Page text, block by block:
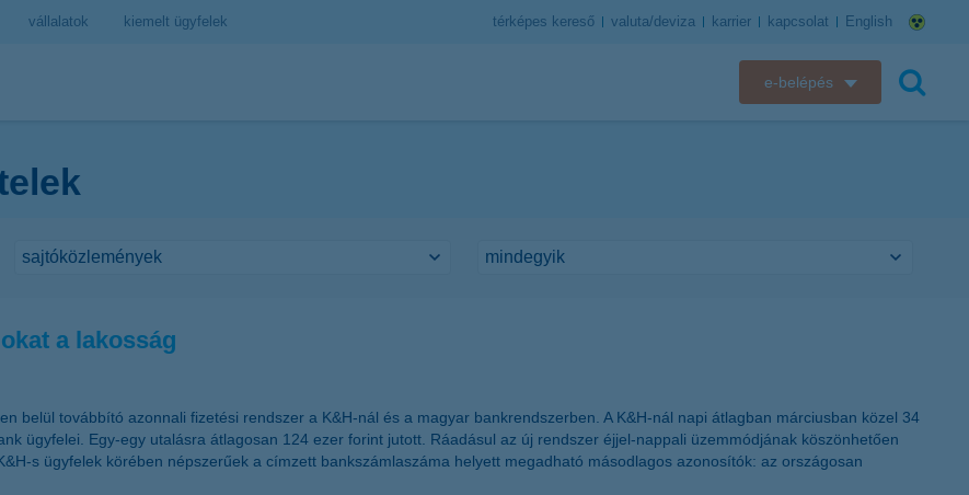
vállalatok kiemelt ügyfelek térképes kereső valuta/deviza karrier kapcsolat English
e-belépés
K&H e-kártyafelület
a lakosság
belül továbbító azonnali fizetési rendszer a K&H-nál és a magyar bankrendszerben. A K&H-nál napi átlagban márciusban közel 34
ügyfelei. Egy-egy utalásra átlagosan 124 ezer forint jutott. Ráadásul az új rendszer éjjel-nappali üzemmódjának köszönhetően
s ügyfelek körében népszerűek a címzett bankszámlaszáma helyett megadható másodlagos azonosítók: az országosan